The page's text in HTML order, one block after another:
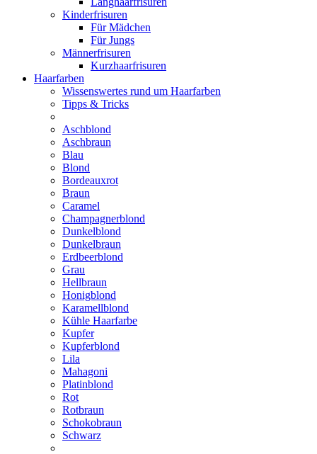
Kinderfrisuren
Für Mädchen
Für Jungs
Männerfrisuren
Kurzhaarfrisuren
Haarfarben
Wissenswertes rund um Haarfarben
Tipps & Tricks
Aschblond
Aschbraun
Blau
Blond
Bordeauxrot
Braun
Caramel
Champagnerblond
Dunkelblond
Dunkelbraun
Erdbeerblond
Grau
Hellbraun
Honigblond
Karamellblond
Kühle Haarfarbe
Kupfer
Kupferblond
Lila
Mahagoni
Platinblond
Rot
Rotbraun
Schokobraun
Schwarz